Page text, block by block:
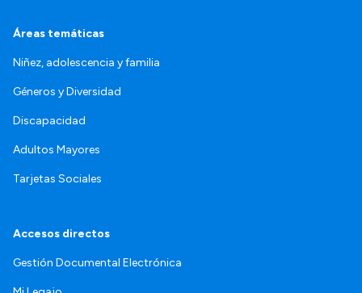
Áreas temáticas
Niñez, adolescencia y familia
Géneros y Diversidad
Discapacidad
Adultos Mayores
Tarjetas Sociales
Accesos directos
Gestión Documental Electrónica